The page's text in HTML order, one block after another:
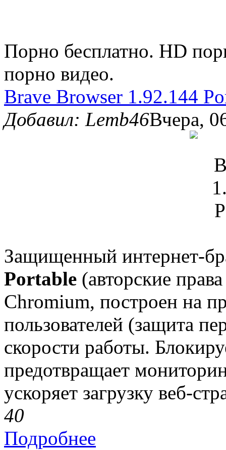
Порно бесплатно. HD
порно видео.
Brave Browser 1.92.144
Добавил: Lemb46Вчера,
Защищенный интернет-
Portable (авторские
Chromium, построен на
пользователей (защита
скорости работы.
предотвращает
ускоряет загрузку веб-
40
Подробнее